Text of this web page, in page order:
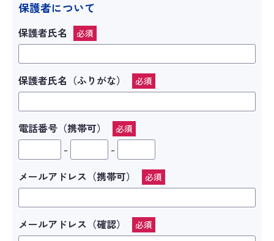
保護者について
保護者氏名 必須
保護者氏名（ふりがな） 必須
電話番号（携帯可） 必須
-
-
メールアドレス（携帯可）
必須
メールアドレス（確認） 必須